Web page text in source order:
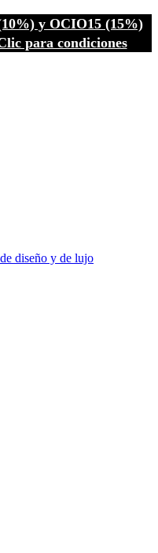
y OCIO15 (15%)
para condiciones